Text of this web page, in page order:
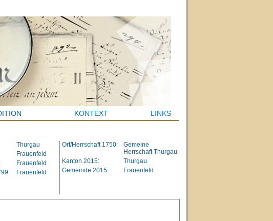
KONTEXT LINKS
Thurgau
Frauenfeld
Frauenfeld
Frauenfeld
Ort/Herrschaft 1750:
Gemeine
Herrschaft Thurgau
Kanton 2015:
Thurgau
Gemeinde 2015:
Frauenfeld